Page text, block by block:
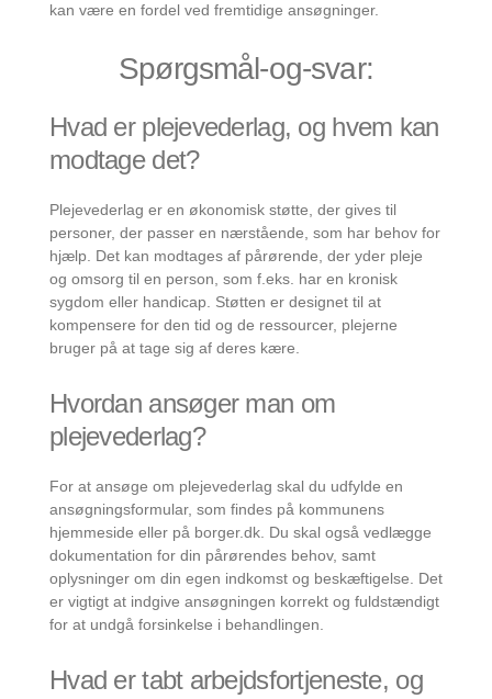
kan være en fordel ved fremtidige ansøgninger.
Spørgsmål-og-svar:
Hvad er plejevederlag, og hvem kan
modtage det?
Plejevederlag er en økonomisk støtte, der gives til
personer, der passer en nærstående, som har behov for
hjælp. Det kan modtages af pårørende, der yder pleje
og omsorg til en person, som f.eks. har en kronisk
sygdom eller handicap. Støtten er designet til at
kompensere for den tid og de ressourcer, plejerne
bruger på at tage sig af deres kære.
Hvordan ansøger man om
plejevederlag?
For at ansøge om plejevederlag skal du udfylde en
ansøgningsformular, som findes på kommunens
hjemmeside eller på borger.dk. Du skal også vedlægge
dokumentation for din pårørendes behov, samt
oplysninger om din egen indkomst og beskæftigelse. Det
er vigtigt at indgive ansøgningen korrekt og fuldstændigt
for at undgå forsinkelse i behandlingen.
Hvad er tabt arbejdsfortjeneste, og